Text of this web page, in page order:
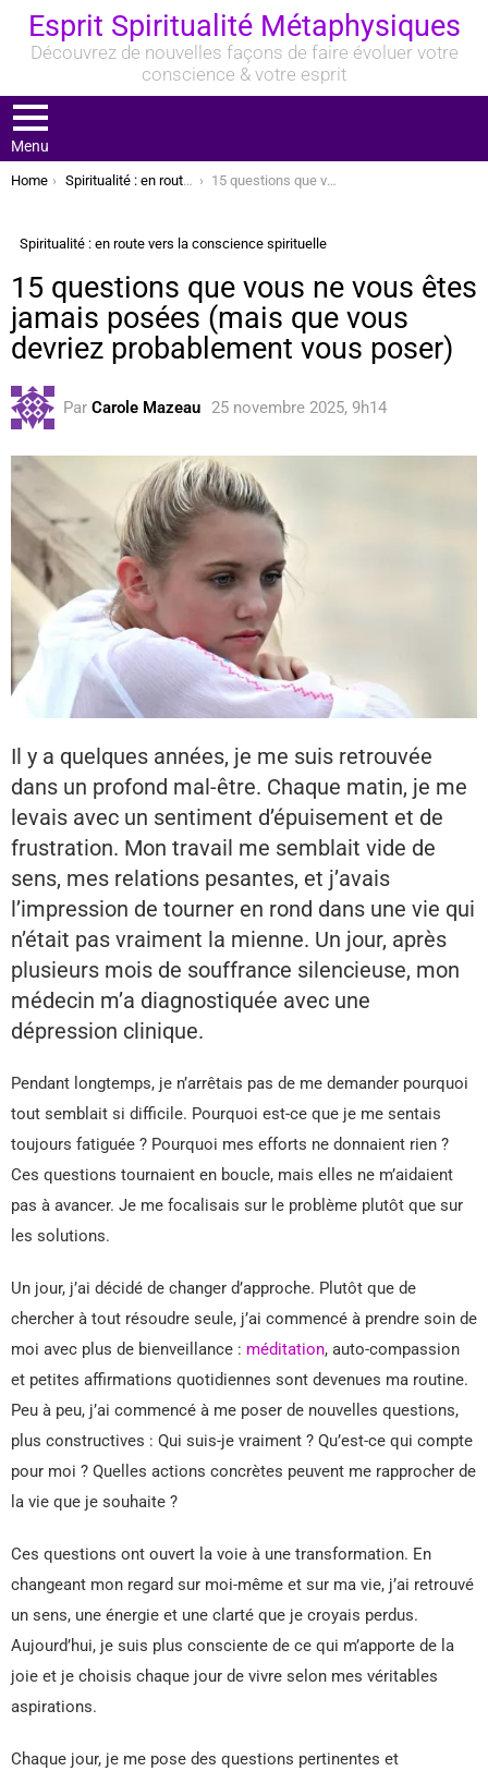
Esprit Spiritualité Métaphysiques
Découvrez de nouvelles façons de faire évoluer votre
conscience & votre esprit
Menu
You are here:
Home Spiritualité : en route vers la conscience spirituelle 15 questions que vous ne vous êtes jamais posées (mais que vous devriez probablement vous poser)
Spiritualité : en route vers la conscience spirituelle
15 questions que vous ne vous êtes
jamais posées (mais que vous
devriez probablement vous poser)
Par Carole Mazeau 25 novembre 2025, 9h14
Il y a quelques années, je me suis retrouvée
dans un profond mal-être. Chaque matin, je me
levais avec un sentiment d’épuisement et de
frustration. Mon travail me semblait vide de
sens, mes relations pesantes, et j’avais
l’impression de tourner en rond dans une vie qui
n’était pas vraiment la mienne. Un jour, après
plusieurs mois de souffrance silencieuse, mon
médecin m’a diagnostiquée avec une
dépression clinique.
Pendant longtemps, je n’arrêtais pas de me demander pourquoi
tout semblait si difficile. Pourquoi est-ce que je me sentais
toujours fatiguée ? Pourquoi mes efforts ne donnaient rien ?
Ces questions tournaient en boucle, mais elles ne m’aidaient
pas à avancer. Je me focalisais sur le problème plutôt que sur
les solutions.
Un jour, j’ai décidé de changer d’approche. Plutôt que de
chercher à tout résoudre seule, j’ai commencé à prendre soin de
moi avec plus de bienveillance : méditation, auto-compassion
et petites affirmations quotidiennes sont devenues ma routine.
Peu à peu, j’ai commencé à me poser de nouvelles questions,
plus constructives : Qui suis-je vraiment ? Qu’est-ce qui compte
pour moi ? Quelles actions concrètes peuvent me rapprocher de
la vie que je souhaite ?
Ces questions ont ouvert la voie à une transformation. En
changeant mon regard sur moi-même et sur ma vie, j’ai retrouvé
un sens, une énergie et une clarté que je croyais perdus.
Aujourd’hui, je suis plus consciente de ce qui m’apporte de la
joie et je choisis chaque jour de vivre selon mes véritables
aspirations.
Chaque jour, je me pose des questions pertinentes et